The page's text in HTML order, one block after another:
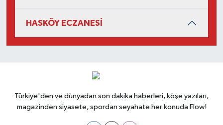
HASKÖY ECZANESİ
Türkiye'den ve dünyadan son dakika haberleri, köşe yazıları,
magazinden siyasete, spordan seyahate her konuda Flow!